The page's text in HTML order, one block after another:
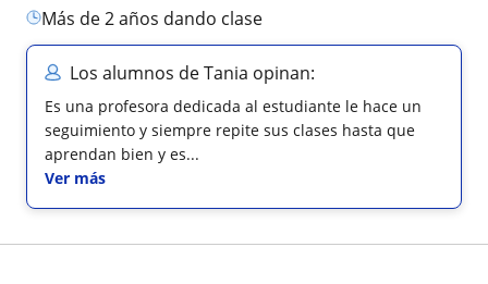
más de 2 años dando clase
Los alumnos de Tania opinan:
Es una profesora dedicada al estudiante le hace un
seguimiento y siempre repite sus clases hasta que
aprendan bien y es...
Ver más